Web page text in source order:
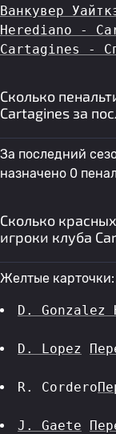
Ванкувер
Herediano -
Cartagines -
Сколько
Cartagines за
За последний
назначено 0
Сколько
игроки клуба
Желтые карточки:
D. Gonzalez
D. Lopez
R. Cordero
J. Gaete